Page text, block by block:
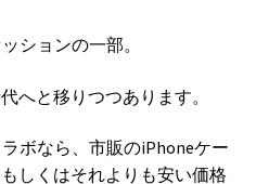
ションの一部。
へと移りつつあります。
ボなら、市販のiPhoneケー
しくはそれよりも安い価格